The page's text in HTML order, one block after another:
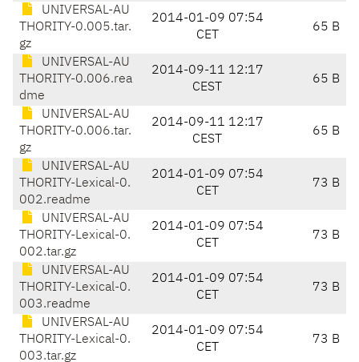
UNIVERSAL-AU
THORITY-0.005.tar.
gz
2014-01-09 07:54
CET
65 B
UNIVERSAL-AU
THORITY-0.006.rea
dme
2014-09-11 12:17
CEST
65 B
UNIVERSAL-AU
THORITY-0.006.tar.
gz
2014-09-11 12:17
CEST
65 B
UNIVERSAL-AU
THORITY-Lexical-0.
002.readme
2014-01-09 07:54
CET
73 B
UNIVERSAL-AU
THORITY-Lexical-0.
002.tar.gz
2014-01-09 07:54
CET
73 B
UNIVERSAL-AU
THORITY-Lexical-0.
003.readme
2014-01-09 07:54
CET
73 B
UNIVERSAL-AU
THORITY-Lexical-0.
003.tar.gz
2014-01-09 07:54
CET
73 B